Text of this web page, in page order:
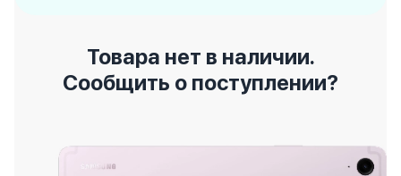
Товара нет в наличии.
Сообщить о поступлении?